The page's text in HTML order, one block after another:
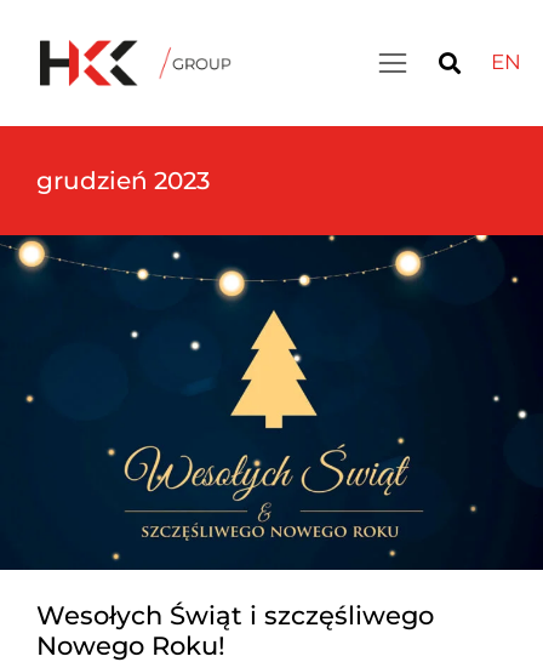
EN
grudzień 2023
Wesołych Świąt i szczęśliwego
Nowego Roku!